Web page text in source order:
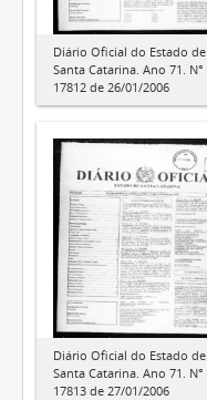
Diário Oficial do Estado de
Santa Catarina. Ano 71. N°
17812 de 26/01/2006
Diário Oficial do Estado de
Santa Catarina. Ano 71. N°
17813 de 27/01/2006